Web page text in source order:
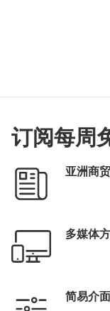
订阅每周
亚洲商
多媒体
简易介